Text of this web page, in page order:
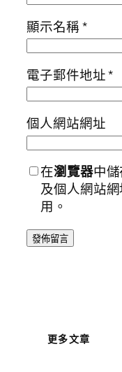
顯示名稱*
電子郵件地址*
個人網站網址
在瀏覽器中
及個人網站
用。
更多文章